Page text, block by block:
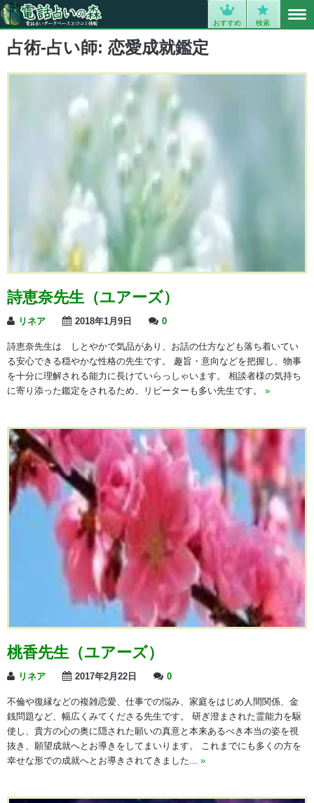
おすすめ 検索
占術-占い師: 恋愛成就鑑定
詩恵奈先生（ユアーズ）
リネア 2018年1月9日 0
詩恵奈先生は しとやかで気品があり、お話の仕方なども落ち着いてい
る安心できる穏やかな性格の先生です。 趣旨・意向などを把握し、物事
を十分に理解される能力に長けていらっしゃいます。 相談者様の気持ち
に寄り添った鑑定をされるため、リピーターも多い先生です。 »
桃香先生（ユアーズ）
リネア 2017年2月22日 0
不倫や復縁などの複雑恋愛、仕事での悩み、家庭をはじめ人間関係、金
銭問題など、幅広くみてくださる先生です。 研ぎ澄まされた霊能力を駆
使し、貴方の心の奥に隠された願いの真意と本来あるべき本当の姿を視
抜き、願望成就へとお導きをしてまいります。 これまでにも多くの方を
幸せな形での成就へとお導きされてきました... »